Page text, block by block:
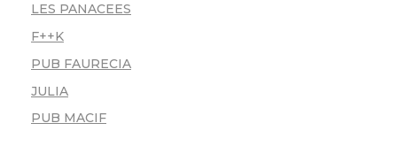
LES PANACEES
F++K
PUB FAURECIA
JULIA
PUB MACIF